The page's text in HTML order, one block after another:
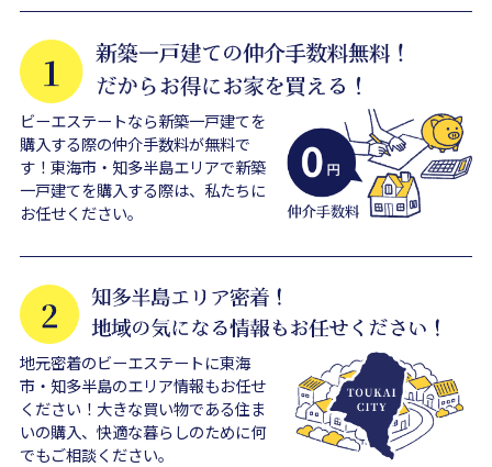
ビーエステートなら新築一戸建てを
購入する際の仲介手数料が無料で
す！東海市・知多半島エリアで新築
一戸建てを購入する際は、私たちに
お任せください。
地元密着のビーエステートに東海
市・知多半島のエリア情報もお任せ
ください！大きな買い物である住ま
いの購入、快適な暮らしのために何
でもご相談ください。